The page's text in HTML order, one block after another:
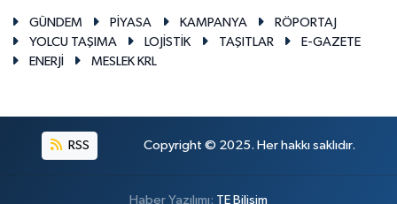
GÜNDEM PİYASA KAMPANYA
RÖPORTAJ
YOLCU TAŞIMA
LOJİSTİK TAŞITLAR
E-GAZETE
ENERJİ
MESLEK KRL
RSS Copyright © 2025. Her hakkı saklıdır.
Haber Yazılımı: TE Bilişim